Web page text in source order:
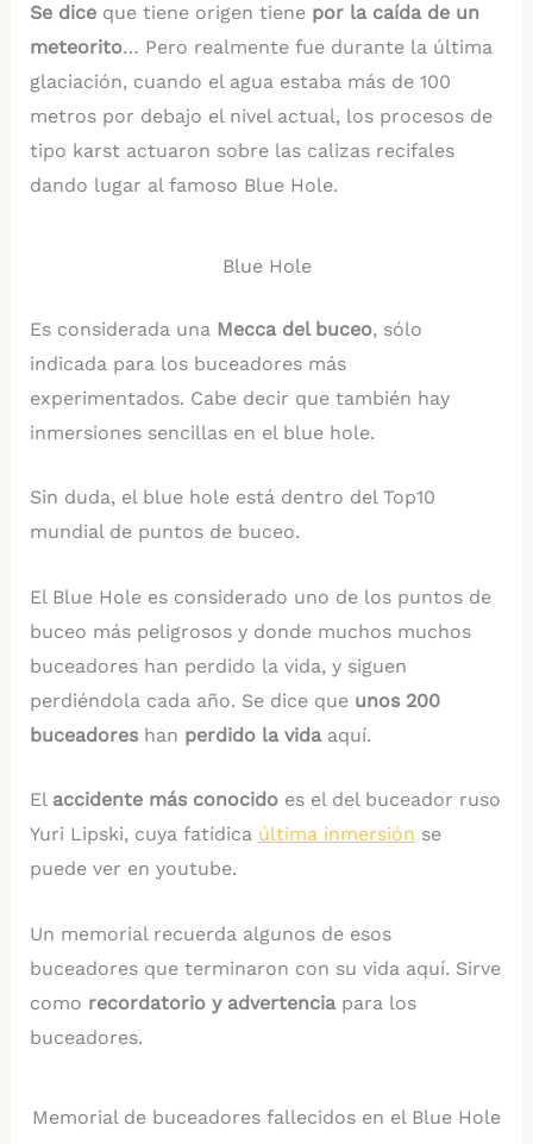
Se diceque tiene origen tiene por la caída de un
meteorito… Pero realmente fue durante la última
glaciación, cuando el agua estaba más de 100
metros por debajo el nivel actual, los procesos de
tipo karst actuaron sobre las calizas recifales
dando lugar al famoso Blue Hole.
Blue Hole
Es considerada una Mecca del buceo, sólo
indicada para los buceadores más
experimentados. Cabe decir que también hay
inmersiones sencillas en el blue hole.
Sin duda, el blue hole está dentro del Top10
mundial de puntos de buceo.
El Blue Hole es considerado uno de los puntos de
buceo más peligrosos y donde muchos muchos
buceadores han perdido la vida, y siguen
perdiéndola cada año. Se dice que unos 200
buceadoreshan perdido la vidaaquí.
El accidente más conocidoes el del buceador ruso
Yuri Lipski, cuya fatídica última inmersión se
puede ver en youtube.
Un memorial recuerda algunos de esos
buceadores que terminaron con su vida aquí. Sirve
como recordatorio y advertenciapara los
buceadores.
Memorial de buceadores fallecidos en el Blue Hole